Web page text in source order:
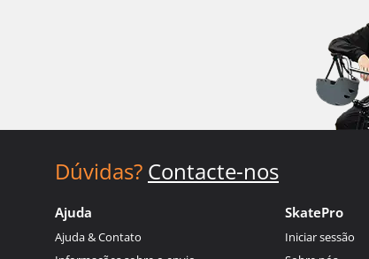
Dúvidas? Contacte-nos
Ajuda
Ajuda & Contato
SkatePro
Iniciar sessão